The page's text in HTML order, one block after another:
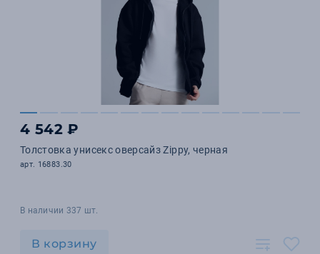
4 542 ₽
Толстовка унисекс оверсайз Zippy, черная
арт. 16883.30
В наличии 337 шт.
В корзину